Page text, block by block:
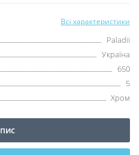
Всі характеристики
Paladii
Україна
650
5
Хром